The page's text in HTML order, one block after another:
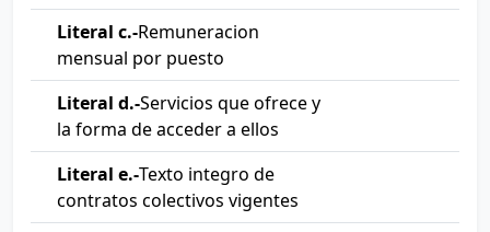
Literal c.-Remuneracion
mensual por puesto
Literal d.-Servicios que ofrece y
la forma de acceder a ellos
Literal e.-Texto integro de
contratos colectivos vigentes